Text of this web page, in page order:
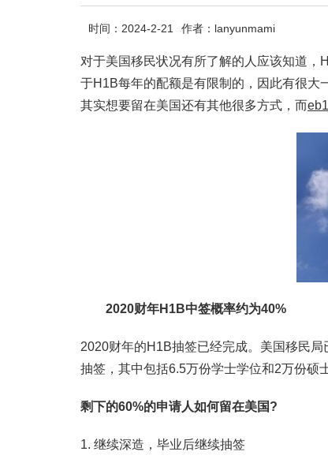
时间：2024-2-21 作者：lanyunmami
对于美国移民状况有所了解的人应该知道
于H1B每年的配额是有限制的，因此有很大
其实想要留在美国还有其他很多方式，而
2020财年H1B中签概率约为40%
2020财年的H1B抽签已经完成。美国移民
抽签，其中包括6.5万份学士学位和2万份硕
剩下的60%的申请人如何留在美国?
1. 继续深造，毕业后继续抽签